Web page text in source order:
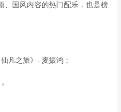
、国风内容的热门配乐，也是榜
凡之旅》- 麦振鸿；